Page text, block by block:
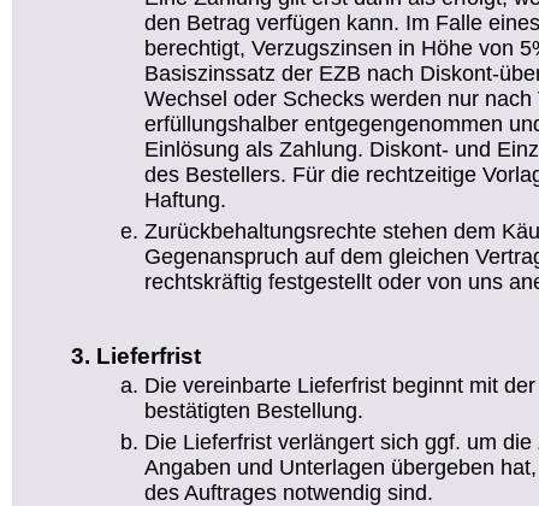
den Betrag verfügen kann. Im Falle
berechtigt, Verzugszinsen in Höhe von
Basiszinssatz der EZB nach Diskont-
Wechsel oder Schecks werden nur nach
erfüllungshalber entgegengenommen
Einlösung als Zahlung. Diskont- und
des Bestellers. Für die rechtzeitige
Haftung.
Zurückbehaltungsrechte stehen dem
Gegenanspruch auf dem gleichen
rechtskräftig festgestellt oder von uns
Lieferfrist
Die vereinbarte Lieferfrist beginnt mit
bestätigten Bestellung.
Die Lieferfrist verlängert sich ggf. um
Angaben und Unterlagen übergeben
des Auftrages notwendig sind.